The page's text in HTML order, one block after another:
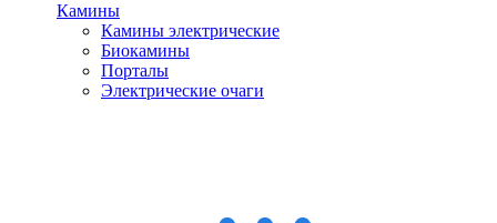
Камины
Камины электрические
Биокамины
Порталы
Электрические очаги